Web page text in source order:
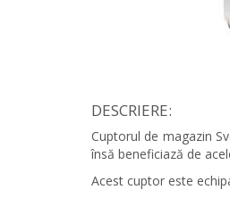
DESCRIERE:
Cuptorul de magazin
însă beneficiază de
Acest cuptor este